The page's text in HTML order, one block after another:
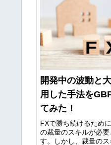
開発中の波動と
用した手法を
てみた！
FXで勝ち続けるため
の裁量のスキルが必要
す。しかし、裁量の